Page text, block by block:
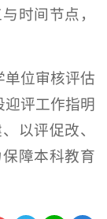
时间节点，
单位审核评估
评工作指明
以评促改、
障本科教育